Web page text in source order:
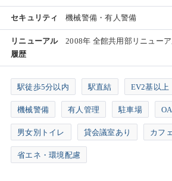
セキュリティ 機械警備・有人警備
リニューアル
履歴
2008年 全館共用部リニュー
駅徒歩5分以内 駅直結 EV2基以上
機械警備 有人管理 駐車場
男女別トイレ 貸会議室あり カフ
省エネ・環境配慮